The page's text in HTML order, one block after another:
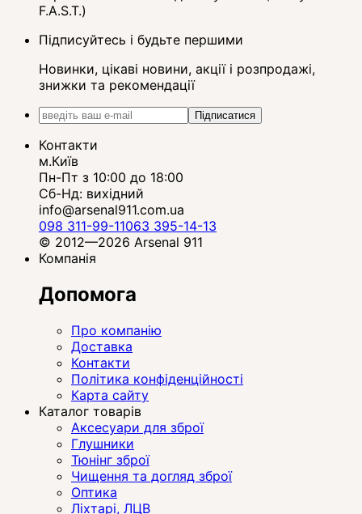
F.A.S.T.)
Підписуйтесь і будьте першими
Новинки, цікаві новини, акції і розпродажі,
знижки та рекомендації
Підписатися
Контакти
м.Київ
Пн-Пт з 10:00 до 18:00
Сб-Нд: вихідний
info@arsenal911.com.ua
098 311-99-11063 395-14-13
© 2012—2026 Arsenal 911
Компанія
Допомога
Про компанію
Доставка
Контакти
Політика конфіденційності
Карта сайту
Каталог товарів
Аксесуари для зброї
Глушники
Тюнінг зброї
Чищення та догляд зброї
Оптика
Ліхтарі, ЛЦВ